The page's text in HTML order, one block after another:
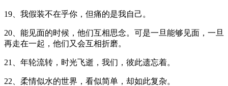
19、我假装不在乎你，但痛的是我自己。
20、能见面的时候，他们互相思念。可是一旦能够见面，一旦
再走在一起，他们又会互相折磨。
21、年轮流转，时光飞逝，我们，彼此遗忘着。
22、柔情似水的世界，看似简单，却如此复杂。